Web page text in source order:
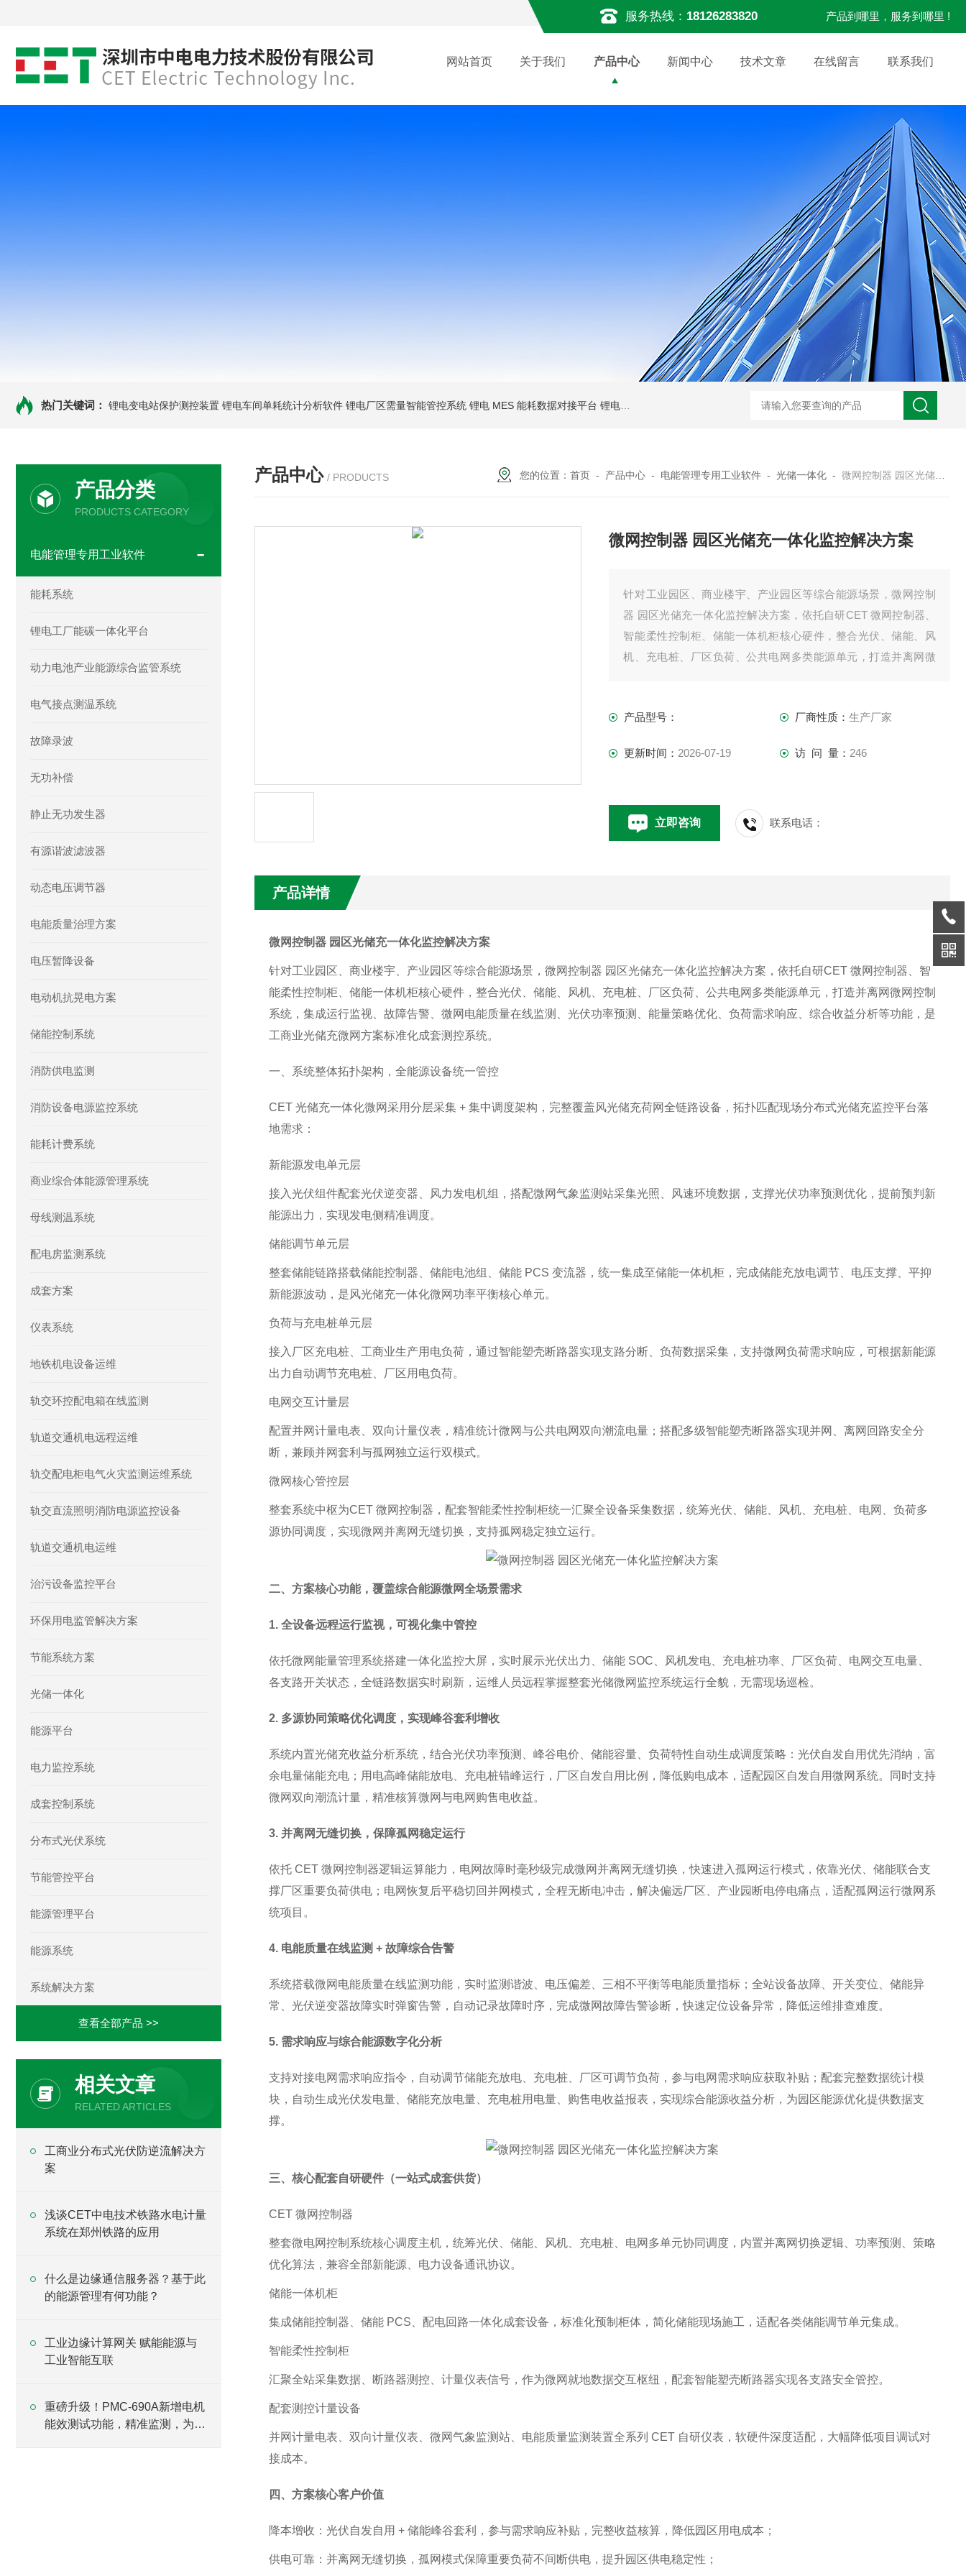
服务热线： 18126283820 产品到哪里，服务到哪里 !
网站首页 关于我们 产品中心 新闻中心 技术文章 在线留言 联系我们
热门关键词： 锂电变电站保护测控装置 锂电车间单耗统计分析软件 锂电厂区需量智能管控系统 锂电 MES 能耗数据对接平台 锂电空压制冷 AI 优化系统 智能制造锂电 EMS 管控系统 电池厂动力设备集中监控
产品分类
PRODUCTS CATEGORY
电能管理专用工业软件
能耗系统
锂电工厂能碳一体化平台
动力电池产业能源综合监管系统
电气接点测温系统
故障录波
无功补偿
静止无功发生器
有源谐波滤波器
动态电压调节器
电能质量治理方案
电压暂降设备
电动机抗晃电方案
储能控制系统
消防供电监测
消防设备电源监控系统
能耗计费系统
商业综合体能源管理系统
母线测温系统
配电房监测系统
成套方案
仪表系统
地铁机电设备运维
轨交环控配电箱在线监测
轨道交通机电远程运维
轨交配电柜电气火灾监测运维系统
轨交直流照明消防电源监控设备
轨道交通机电运维
治污设备监控平台
环保用电监管解决方案
节能系统方案
光储一体化
能源平台
电力监控系统
成套控制系统
分布式光伏系统
节能管控平台
能源管理平台
能源系统
系统解决方案
查看全部产品 >>
相关文章
RELATED ARTICLES
工商业分布式光伏防逆流解决方
案
浅谈CET中电技术铁路水电计量
系统在郑州铁路的应用
什么是边缘通信服务器？基于此
的能源管理有何功能？
工业边缘计算网关 赋能能源与
工业智能互联
重磅升级！PMC-690A新增电机
能效测试功能，精准监测，为节
产品中心 / PRODUCTS 您的位置：首页 - 产品中心 - 电能管理专用工业软件 -光储一体化 -微网控制器 园区光储充一体化监控解决方案
微网控制器 园区光储充一体化监控解决方案
针对工业园区、商业楼宇、产业园区等综合能源场景，微网控制
器 园区光储充一体化监控解决方案，依托自研CET 微网控制器、
智能柔性控制柜、储能一体机柜核心硬件，整合光伏、储能、风
机、充电桩、厂区负荷、公共电网多类能源单元，打造并离网微
析等功能.
产品型号： 厂商性质： 生产厂家
更新时间： 2026-07-19 访 问 量： 246
立即咨询 联系电话：
产品详情
微网控制器 园区光储充一体化监控解决方案
针对工业园区、商业楼宇、产业园区等综合能源场景，微网控制器 园区光储充一体化监控解决方案，依托自研CET 微网控制器、智
能柔性控制柜、储能一体机柜核心硬件，整合光伏、储能、风机、充电桩、厂区负荷、公共电网多类能源单元，打造并离网微网控制
系统，集成运行监视、故障告警、微网电能质量在线监测、光伏功率预测、能量策略优化、负荷需求响应、综合收益分析等功能，是
工商业光储充微网方案标准化成套测控系统。
一、系统整体拓扑架构，全能源设备统一管控
CET 光储充一体化微网采用分层采集 + 集中调度架构，完整覆盖风光储充荷网全链路设备，拓扑匹配现场分布式光储充监控平台落
地需求：
新能源发电单元层
接入光伏组件配套光伏逆变器、风力发电机组，搭配微网气象监测站采集光照、风速环境数据，支撑光伏功率预测优化，提前预判新
能源出力，实现发电侧精准调度。
储能调节单元层
整套储能链路搭载储能控制器、储能电池组、储能 PCS 变流器，统一集成至储能一体机柜，完成储能充放电调节、电压支撑、平抑
新能源波动，是风光储充一体化微网功率平衡核心单元。
负荷与充电桩单元层
接入厂区充电桩、工商业生产用电负荷，通过智能塑壳断路器实现支路分断、负荷数据采集，支持微网负荷需求响应，可根据新能源
出力自动调节充电桩、厂区用电负荷。
电网交互计量层
配置并网计量电表、双向计量仪表，精准统计微网与公共电网双向潮流电量；搭配多级智能塑壳断路器实现并网、离网回路安全分
断，兼顾并网套利与孤网独立运行双模式。
微网核心管控层
整套系统中枢为CET 微网控制器，配套智能柔性控制柜统一汇聚全设备采集数据，统筹光伏、储能、风机、充电桩、电网、负荷多
源协同调度，实现微网并离网无缝切换，支持孤网稳定独立运行。
二、方案核心功能，覆盖综合能源微网全场景需求
1. 全设备远程运行监视，可视化集中管控
依托微网能量管理系统搭建一体化监控大屏，实时展示光伏出力、储能 SOC、风机发电、充电桩功率、厂区负荷、电网交互电量、
各支路开关状态，全链路数据实时刷新，运维人员远程掌握整套光储微网监控系统运行全貌，无需现场巡检。
2. 多源协同策略优化调度，实现峰谷套利增收
系统内置光储充收益分析系统，结合光伏功率预测、峰谷电价、储能容量、负荷特性自动生成调度策略：光伏自发自用优先消纳，富
余电量储能充电；用电高峰储能放电、充电桩错峰运行，厂区自发自用比例，降低购电成本，适配园区自发自用微网系统。同时支持
微网双向潮流计量，精准核算微网与电网购售电收益。
3. 并离网无缝切换，保障孤网稳定运行
依托 CET 微网控制器逻辑运算能力，电网故障时毫秒级完成微网并离网无缝切换，快速进入孤网运行模式，依靠光伏、储能联合支
撑厂区重要负荷供电；电网恢复后平稳切回并网模式，全程无断电冲击，解决偏远厂区、产业园断电停电痛点，适配孤网运行微网系
统项目。
4. 电能质量在线监测 + 故障综合告警
系统搭载微网电能质量在线监测功能，实时监测谐波、电压偏差、三相不平衡等电能质量指标；全站设备故障、开关变位、储能异
常、光伏逆变器故障实时弹窗告警，自动记录故障时序，完成微网故障告警诊断，快速定位设备异常，降低运维排查难度。
5. 需求响应与综合能源数字化分析
支持对接电网需求响应指令，自动调节储能充放电、充电桩、厂区可调节负荷，参与电网需求响应获取补贴；配套完整数据统计模
块，自动生成光伏发电量、储能充放电量、充电桩用电量、购售电收益报表，实现综合能源收益分析，为园区能源优化提供数据支
撑。
三、核心配套自研硬件（一站式成套供货）
CET 微网控制器
整套微电网控制系统核心调度主机，统筹光伏、储能、风机、充电桩、电网多单元协同调度，内置并离网切换逻辑、功率预测、策略
优化算法，兼容全部新能源、电力设备通讯协议。
储能一体机柜
集成储能控制器、储能 PCS、配电回路一体化成套设备，标准化预制柜体，简化储能现场施工，适配各类储能调节单元集成。
智能柔性控制柜
汇聚全站采集数据、断路器测控、计量仪表信号，作为微网就地数据交互枢纽，配套智能塑壳断路器实现各支路安全管控。
配套测控计量设备
并网计量电表、双向计量仪表、微网气象监测站、电能质量监测装置全系列 CET 自研仪表，软硬件深度适配，大幅降低项目调试对
接成本。
四、方案核心客户价值
降本增收：光伏自发自用 + 储能峰谷套利，参与需求响应补贴，完整收益核算，降低园区用电成本；
供电可靠：并离网无缝切换，孤网模式保障重要负荷不间断供电，提升园区供电稳定性；